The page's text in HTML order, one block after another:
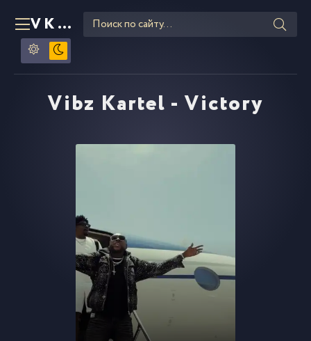
VKLIPE RU
Vibz Kartel - Victory